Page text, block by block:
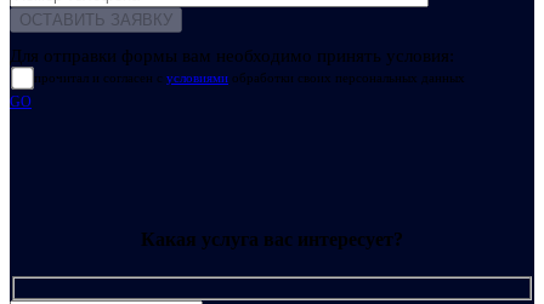
Для отправки формы вам необходимо принять условия:
прочитал и согласен с условиями обработки своих персональных данных
GO
Какая услуга вас интересует?